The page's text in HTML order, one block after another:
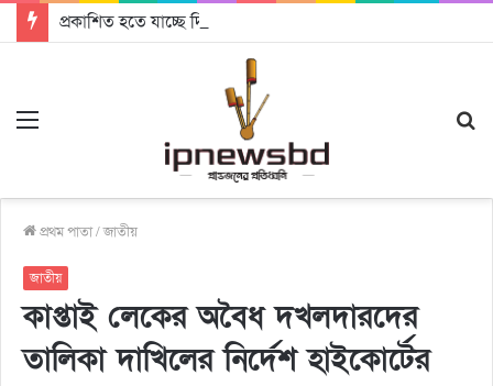
প্রকাশিত হতে যাচ্ছে দি রাবুগার নতুন গান ‘Baljanggi’
প্রথম পাতা/জাতীয়
জাতীয়
কাপ্তাই লেকের অবৈধ দখলদারদের
তালিকা দাখিলের নির্দেশ হাইকোর্টের